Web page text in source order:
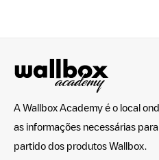
A Wallbox Academy é o local
as informações necessárias
partido dos produtos Wallbox.